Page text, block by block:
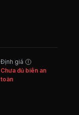
Định giá
Chưa đủ biên an
toàn